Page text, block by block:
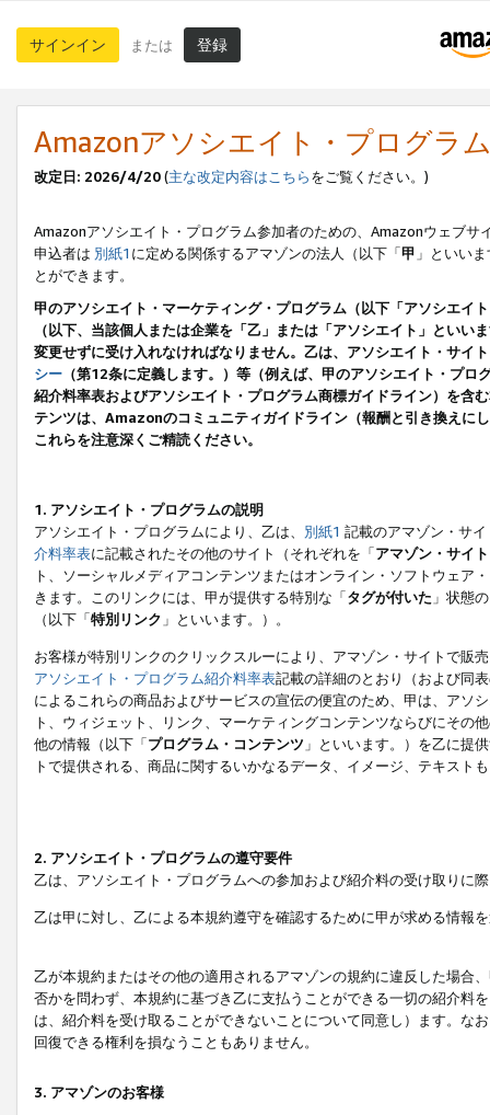
サインイン または 登録
Amazonアソシエイト・プログラ
改定日: 2026/4/20(主な改定内容はこちらをご覧ください。)
Amazonアソシエイト・プログラム参加者のための、Amazonウェブサ
申込者は 別紙1 に定める関係するアマゾンの法人（以下「甲 」といい
とができます。
甲のアソシエイト・マーケティング・プログラム（以下「アソシエイ
（以下、当該個人または企業を「乙」または「アソシエイト」とい
変更せずに受け入れなければなりません。乙は、アソシエイト・サイ
シー （第12条に定義します。）等（例えば、甲のアソシエイト・プ
紹介料率表およびアソシエイト・プログラム商標ガイドライン）を
テンツは、Amazonのコミュニティガイドライン（報酬と引き換えに
これらを注意深くご精読ください。
1. アソシエイト・プログラムの説明
アソシエイト・プログラムにより、乙は、 別紙1 記載のアマゾン・サ
介料率表に記載されたその他のサイト（それぞれを「アマゾン・サイト
ト、ソーシャルメディアコンテンツまたはオンライン・ソフトウェア
きます。このリンクには、甲が提供する特別な「タグが付いた 」状態
（以下「特別リンク 」といいます。）。
お客様が特別リンクのクリックスルーにより、アマゾン・サイトで販
アソシエイト・プログラム紹介料率表記載の詳細のとおり（および同
によるこれらの商品およびサービスの宣伝の便宜のため、甲は、アソ
ト、ウィジェット、リンク、マーケティングコンテンツならびにその
他の情報（以下「プログラム・コンテンツ 」といいます。）を乙に提
トで提供される、商品に関するいかなるデータ、イメージ、テキス
2. アソシエイト・プログラムの遵守要件
乙は、アソシエイト・プログラムへの参加および紹介料の受け取りに
乙は甲に対し、乙による本規約遵守を確認するために甲が求める情報
乙が本規約またはその他の適用されるアマゾンの規約に違反した場合
否かを問わず、本規約に基づき乙に支払うことができる一切の紹介料
は、紹介料を受け取ることができないことについて同意し）ます。な
回復できる権利を損なうこともありません。
3. アマゾンのお客様